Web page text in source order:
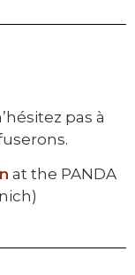
pas à
at the PANDA